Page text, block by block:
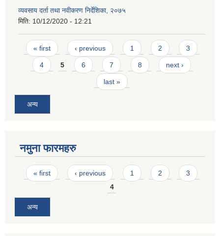
व्यवसाय दर्ता तथा नवीकरण निर्देशिका, २०७५
मिति: 10/12/2020 - 12:21
Pages
« first ‹ previous 1 2 3
4 5 6 7 8 next ›
last »
अन्य
नमुना फारमहरु
Pages
« first ‹ previous 1 2
3
4
अन्य